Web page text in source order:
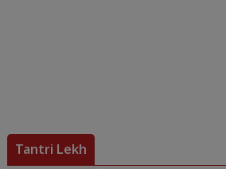
Tantri Lekh